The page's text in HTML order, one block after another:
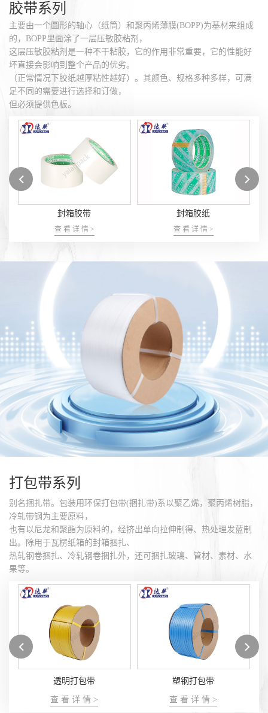
胶带系列
主要由一个圆形的轴心（纸筒）和聚丙烯薄膜(BOPP)为基材来组成
的，BOPP里面涂了一层压敏胶粘剂，
这层压敏胶粘剂是一种不干粘胶，它的作用非常重要，它的性能好
坏直接会影响到整个产品的优劣。
（正常情况下胶纸越厚粘性越好）。其颜色、规格多种多样，可满
足不同的需要进行选择和订做，
但必须提供色板。
封箱胶纸
查 看 详 情 >
封箱胶厂家
查 看 详 情 >
打包带系列
别名捆扎带。包装用环保打包带(捆扎带)系以聚乙烯，聚丙烯树脂，
冷轧带钢为主要原料，
也有以尼龙和聚酯为原料的，经挤出单向拉伸制得、热处理发蓝制
出。除用于瓦楞纸箱的封箱捆扎、
热轧钢卷捆扎、冷轧钢卷捆扎外，还可捆扎玻璃、管材、素材、水
果等。
塑钢打包带
查 看 详 情 >
PET打包带
查 看 详 情 >